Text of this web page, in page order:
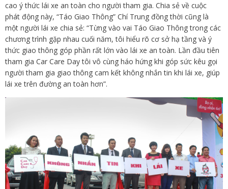
cao ý thức lái xe an toàn cho người tham gia. Chia sẻ về cuộc
phát động này, “Táo Giao Thông” Chí Trung đồng thời cũng là
một người lái xe chia sẻ: “Từng vào vai Táo Giao Thông trong các
chương trình gặp nhau cuối năm, tôi hiểu rõ cơ sở hạ tầng và ý
thức giao thông góp phần rất lớn vào lái xe an toàn. Lần đầu tiên
tham gia Car Care Day tôi vô cùng háo hứng khi góp sức kêu gọi
người tham gia giao thông cam kết không nhắn tin khi lái xe, giúp
lái xe trên đường an toàn hơn”.